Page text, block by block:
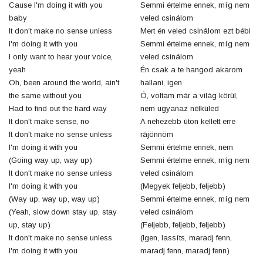
Cause I'm doing it with you
baby
It don't make no sense unless
I'm doing it with you
I only want to hear your voice,
yeah
Oh, been around the world, ain't
the same without you
Had to find out the hard way
It don't make sense, no
It don't make no sense unless
I'm doing it with you
(Going way up, way up)
It don't make no sense unless
I'm doing it with you
(Way up, way up, way up)
(Yeah, slow down stay up, stay
up, stay up)
It don't make no sense unless
I'm doing it with you
Semmi értelme ennek, míg nem
veled csinálom
Mert én veled csinálom ezt bébi
Semmi értelme ennek, míg nem
veled csinálom
Én csak a te hangod akarom
hallani, igen
Ó, voltam már a világ körül,
nem ugyanaz nélküled
A nehezebb úton kellett erre
rájönnöm
Semmi értelme ennek, nem
Semmi értelme ennek, míg nem
veled csinálom
(Megyek feljebb, feljebb)
Semmi értelme ennek, míg nem
veled csinálom
(Feljebb, feljebb, feljebb)
(Igen, lassíts, maradj fenn,
maradj fenn, maradj fenn)